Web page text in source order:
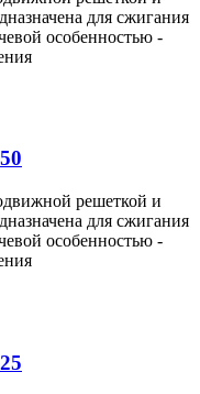
для сжигания
особенностью -
решеткой и
для сжигания
особенностью -